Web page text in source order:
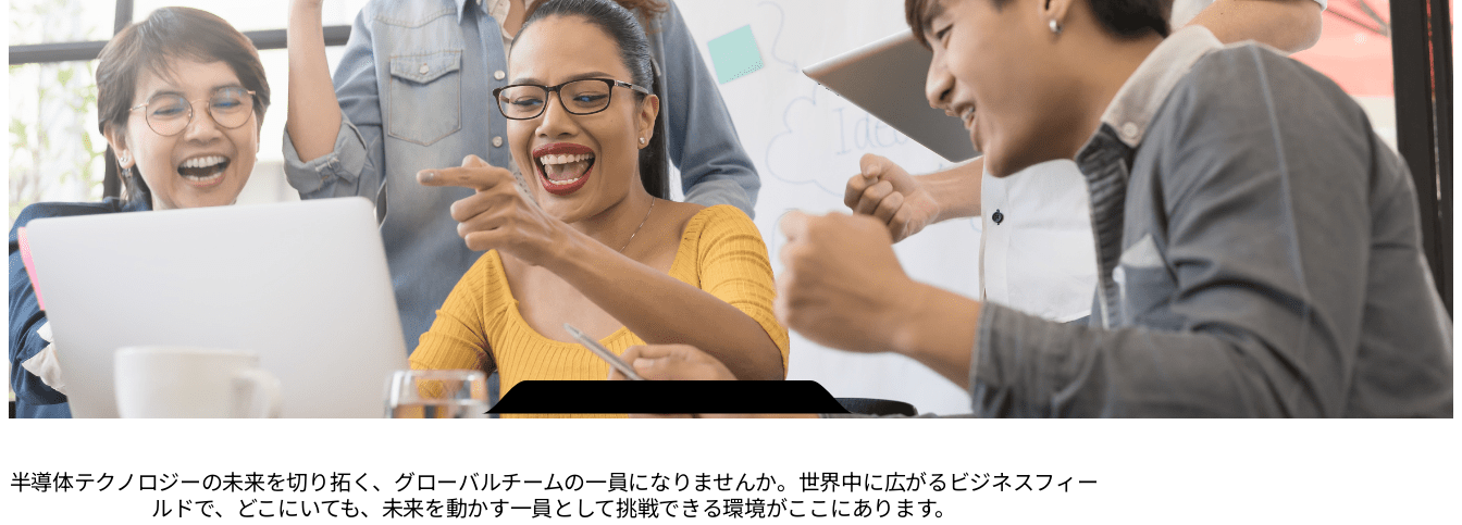
半導体テクノロジーの未来を切り拓く、グローバルチームの一員になりませんか。世界中に広がるビジネスフィー
ルドで、どこにいても、未来を動かす一員として挑戦できる環境がここにあります。